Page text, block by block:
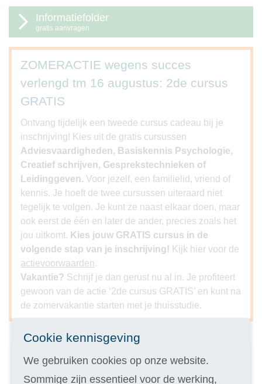
Informatiefolder
gratis aanvragen
ZOMERACTIE wegens succes
verlengd tm 16 augustus: 2de cursus
GRATIS
Ontvang tijdelijk een tweede cursus cadeau bij je
inschrijving! Kies uit de gratis cursussen
Adviesvaardigheden, Basiskennis Psychologie,
Creatief schrijven, Gesprekstechnieken of
Leidinggeven. Voor jezelf, een familielid, vriend of
kennis. Je hoeft de twee cursussen uiteraard niet
tegelijk te volgen. Je kunt ze naast elkaar doen, maar
ook eerst de één en later de ander, precies zoals het
jou uitkomt. Kies jouw GRATIS cursus in de
volgende stap van je inschrijving! Kijk hier voor de
actievoorwaarden.
Vakantie? Schrijf je dan gerust nu al in. Je profiteert
gewoon van de actie ‘2de cursus GRATIS’ en kunt na
de zomervakantie starten met je thuisstudie.
Inschrijven
Cookie kennisgeving
We gebruiken cookies op onze website.
Sommige zijn essentieel voor de werking,